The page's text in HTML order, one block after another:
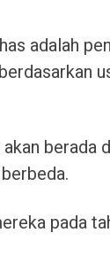
adalah
berada
pada